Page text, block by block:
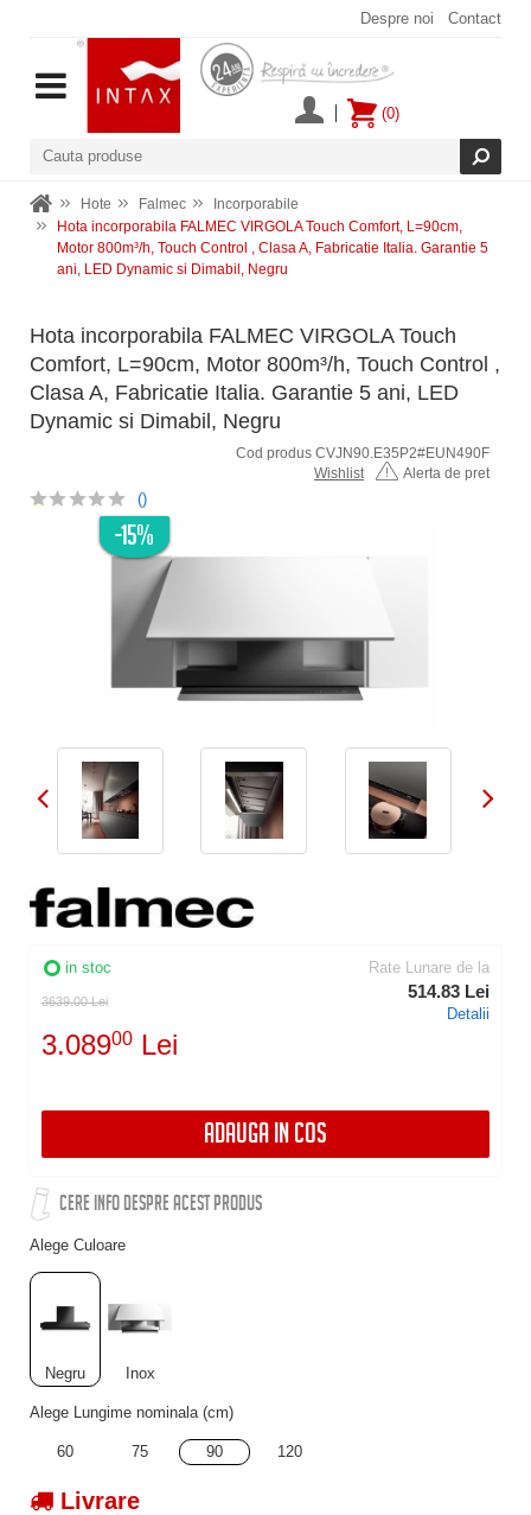
Despre noi Contact
(0)
Hote Falmec
Incorporabile
Hota incorporabila FALMEC VIRGOLA Touch Comfort, L=90cm,
Motor 800m³/h, Touch Control , Clasa A, Fabricatie Italia. Garantie 5
ani, LED Dynamic si Dimabil, Negru
Hota incorporabila FALMEC VIRGOLA Touch
Comfort, L=90cm, Motor 800m³/h, Touch Control ,
Clasa A, Fabricatie Italia. Garantie 5 ani, LED
Dynamic si Dimabil, Negru
Cod produs CVJN90.E35P2#EUN490F
Wishlist
Alerta de pret
()
-15%
in stoc
3639.00 Lei
3.08900 Lei
Rate Lunare de la
514.83 Lei
Detalii
ADAUGA IN COS
CERE INFO DESPRE ACEST PRODUS
Alege Culoare
Negru Inox
Alege Lungime nominala (cm)
60 75 90 120
Livrare